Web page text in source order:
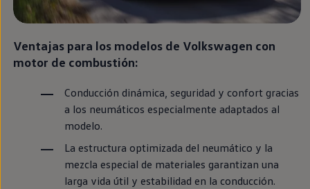
Llantas y neumáticos
Recambios Volkswagen
Seguridad
Transporte
Entretenimiento
Carga
Merchandising
Todo sobre tu Volkswagen
Tu coche conectado
Luces de advertencia
Manuales del coche
Información sobre EA189
Accede a My Volkswagen
Ventajas para los modelos de Volkswagen con
motor de combustión:
Conducción dinámica, seguridad y confort gracias
a los neumáticos especialmente adaptados al
modelo.
La estructura optimizada del neumático y la
mezcla especial de materiales garantizan una
larga vida útil y estabilidad en la conducción.